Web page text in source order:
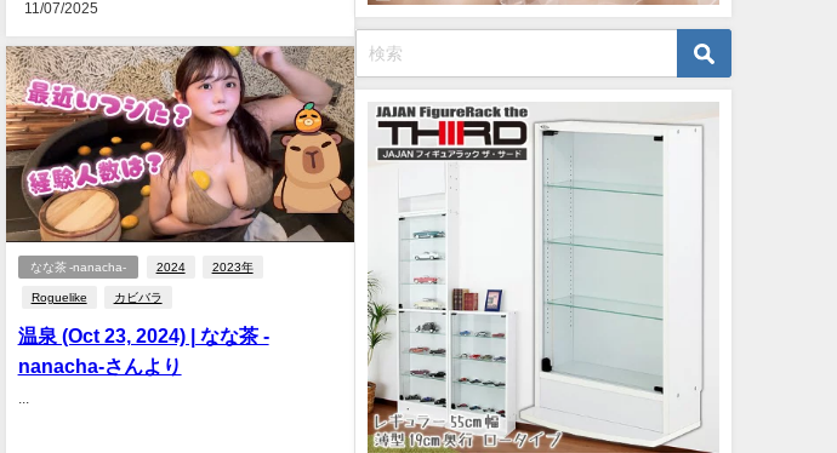
11/07/2025
なな茶 -nanacha- 2024 2023年
Roguelike カビバラ
温泉 (Oct 23, 2024) | なな茶 -
nanacha-さんより